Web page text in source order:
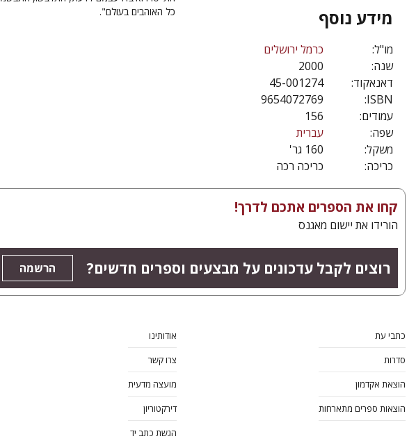
מידע נוסף
מו"ל:
כרמל ירושלים
שנה:
2000
דאנאקוד:
45-001274
ISBN:
9654072769
עמודים:
156
שפה:
עברית
משקל:
160 גר'
כריכה:
כריכה רכה
כל האוהבים בעולם".
קחו את הספרים אתכם לדרך!
הורידו את יישום מאגנס
רוצים לקבל עדכונים על מבצעים וספרים חדשים? הרשמה
כתבי עת
סדרות
הוצאת אקדמון
הוצאות ספרים מתארחות
אודותינו
צרו קשר
מועצה מדעית
דירקטוריון
הגשת כתב יד